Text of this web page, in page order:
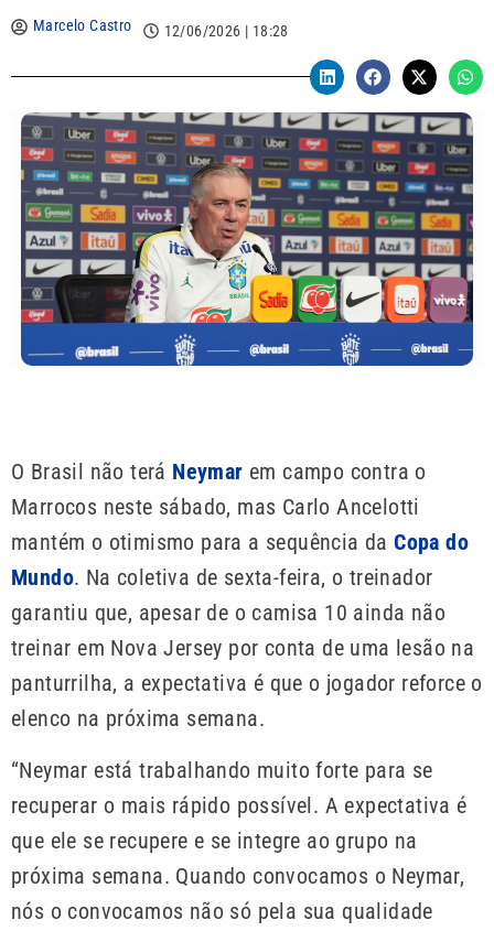
Marcelo Castro 12/06/2026 | 18:28
O Brasil não terá Neymar em campo contra o
Marrocos neste sábado, mas Carlo Ancelotti
mantém o otimismo para a sequência daCopa do
Mundo. Na coletiva de sexta-feira, o treinador
garantiu que, apesar de o camisa 10 ainda não
treinar em Nova Jersey por conta de uma lesão na
panturrilha, a expectativa é que o jogador reforce o
elenco na próxima semana.
“Neymar está trabalhando muito forte para se
recuperar o mais rápido possível. A expectativa é
que ele se recupere e se integre ao grupo na
próxima semana. Quando convocamos o Neymar,
nós o convocamos não só pela sua qualidade